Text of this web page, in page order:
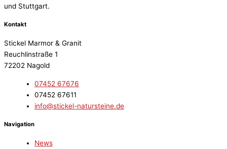
und Stuttgart.
Kontakt
Stickel Marmor & Granit
Reuchlinstraße 1
72202 Nagold
07452 67676
07452 67611
info@stickel-natursteine.de
Navigation
News